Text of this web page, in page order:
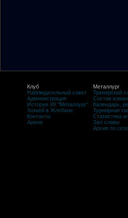
Клуб
Наблюдательный совет
Администрация
История ХК "Металлург"
Хоккей в Жлобине
Контакты
Арена
Металлург
Тренерский
Состав
Календарь,
Турнирная
Статистика
Зал славы
Архив по